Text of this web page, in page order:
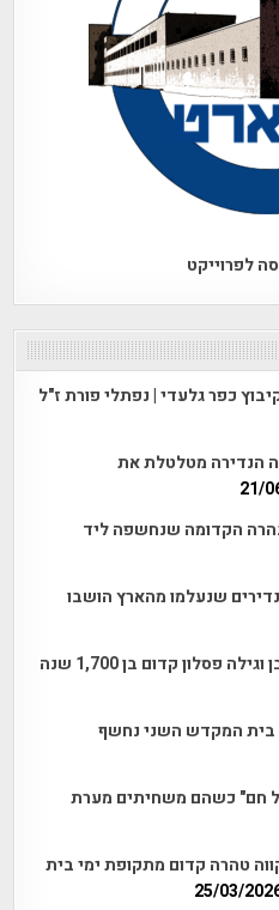
לפרוייקט
כפר גלעדי | נפתלי פורת ז"ל
הנדירה מטלטלת את
21/
הקדומה שנחשפה ליד
שנעלמו מהארץ הושבו
קדום בן 1,700 שנה
בית המקדש השני נחשף
חם" כשהם משחיתים מערת
טהרה קדום מתקופת ימי בית
25/03/